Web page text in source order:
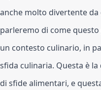
anche molto divertente
parleremo di come
un contesto culinario, in
sfida culinaria. Questa è
di sfide alimentari, e